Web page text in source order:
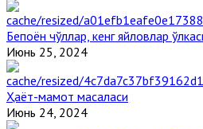
Бепоён чўллар, кенг яйловлар
Июнь 25, 2024
Ҳаёт-мамот масаласи
Июнь 24, 2024